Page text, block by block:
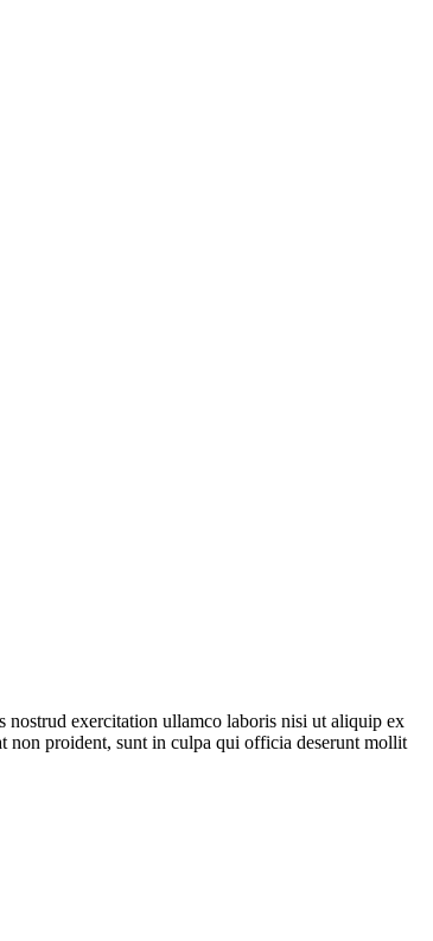
nostrud exercitation ullamco laboris nisi ut aliquip ex
non proident, sunt in culpa qui officia deserunt mollit